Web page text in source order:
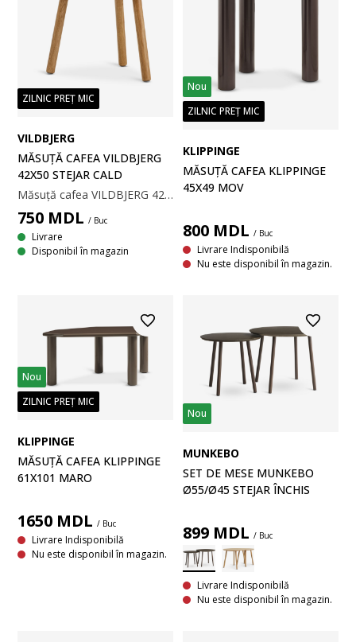
ZILNIC PREȚ MIC
VILDBJERG
MĂSUȚĂ CAFEA VILDBJERG
42X50 STEJAR CALD
Măsuță cafea VILDBJERG 42x50 stejar cald
750 MDL / Buc
Livrare
Disponibil în magazin
Nou
ZILNIC PREȚ MIC
KLIPPINGE
MĂSUȚĂ CAFEA KLIPPINGE
45X49 MOV
800 MDL / Buc
Livrare Indisponibilă
Nu este disponibil în magazin.
Nou
ZILNIC PREȚ MIC
KLIPPINGE
MĂSUȚĂ CAFEA KLIPPINGE
61X101 MARO
1650 MDL / Buc
Livrare Indisponibilă
Nu este disponibil în magazin.
Nou
MUNKEBO
SET DE MESE MUNKEBO
Ø55/Ø45 STEJAR ÎNCHIS
899 MDL / Buc
Livrare Indisponibilă
Nu este disponibil în magazin.